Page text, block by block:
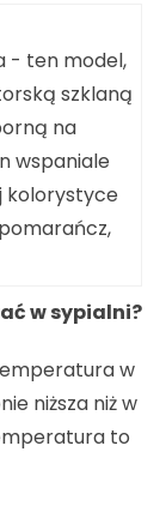
- ten model,
szklaną
na
wspaniale
kolorystyce
w sypialni?
w
niższa niż w
to